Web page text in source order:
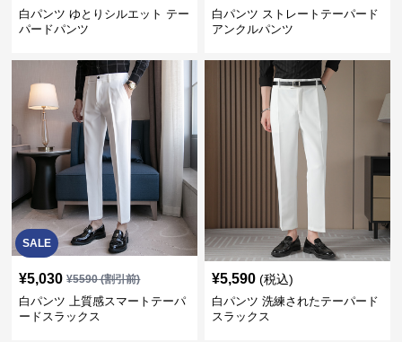
白パンツ ゆとりシルエット テー
パードパンツ
白パンツ ストレートテーパード
アンクルパンツ
SALE
¥5,030 ¥5590(割引前)
白パンツ 上質感スマートテーパ
ードスラックス
¥5,590 (税込)
白パンツ 洗練されたテーパード
スラックス